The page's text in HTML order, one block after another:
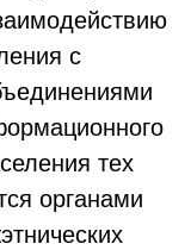
с
тех
органами